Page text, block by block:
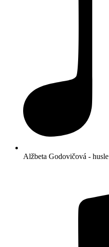
Alžbeta Godovičová - husle